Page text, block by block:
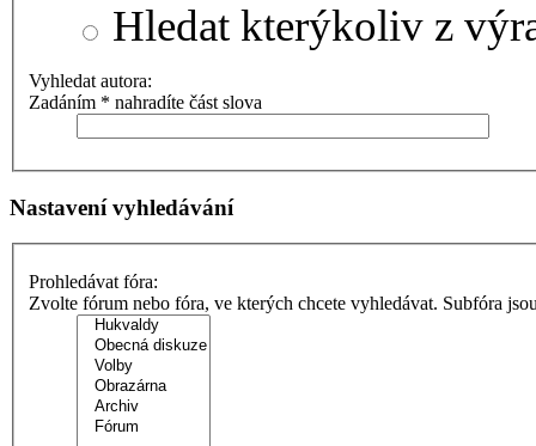
Hledat kterýkoliv z
Vyhledat autora:
Zadáním * nahradíte část slova
Nastavení vyhledávání
Prohledávat fóra:
Zvolte fórum nebo fóra, ve kterých chcete vyhledávat. Subfóra